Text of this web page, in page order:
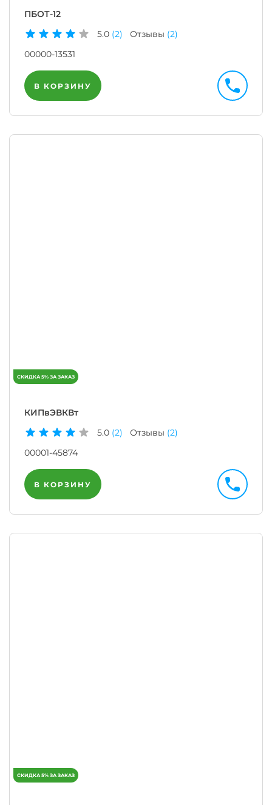
ПБОТ-12
5.0 (2) Отзывы (2)
00000-13531
В КОРЗИНУ
КИПвЭВКВт
5.0 (2) Отзывы (2)
00001-45874
В КОРЗИНУ